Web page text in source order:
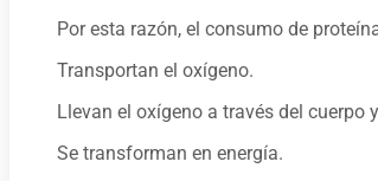
Por esta razón, el consumo de
Transportan el oxígeno.
Llevan el oxígeno a través del cuerpo
Se transforman en energía.